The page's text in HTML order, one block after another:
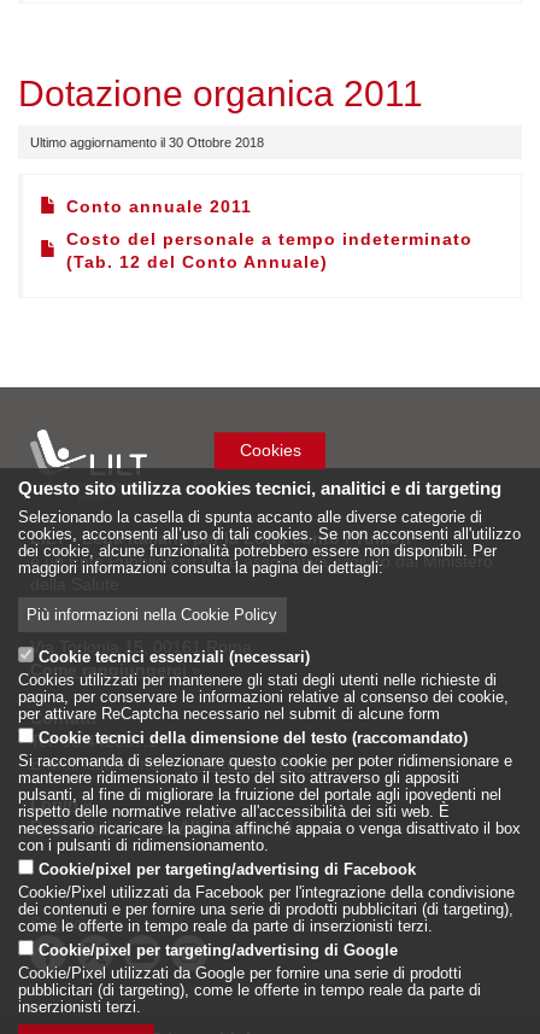
Dotazione organica 2011
Ultimo aggiornamento il 30 Ottobre 2018
Conto annuale 2011
Costo del personale a tempo indeterminato
(Tab. 12 del Conto Annuale)
LILT - Lega Italiana per la Lotta conto i Tumori
è un Ente Pubblico su base associativa, vigilato dal Ministero
Sede Nazionale
Via Torlonia 15, 00161 Roma
Come raggiungerci
Contatti
Tel: 06.442597.1
E-mail istituzionale:sede.centrale@lilt.it
Login »
Registrazione per Albo Fornitori »
Seguici su:
Cookies
Questo sito utilizza cookies tecnici, analitici e di targeting
Selezionando la casella di spunta accanto alle diverse categorie di
cookies, acconsenti all’uso di tali cookies. Se non acconsenti all'utilizzo
dei cookie, alcune funzionalità potrebbero essere non disponibili. Per
maggiori informazioni consulta la pagina dei dettagli:
Più informazioni nella Cookie Policy
Cookie tecnici essenziali (necessari)
Cookies utilizzati per mantenere gli stati degli utenti nelle richieste di
pagina, per conservare le informazioni relative al consenso dei cookie,
per attivare ReCaptcha necessario nel submit di alcune form
Cookie tecnici della dimensione del testo (raccomandato)
Si raccomanda di selezionare questo cookie per poter ridimensionare e
mantenere ridimensionato il testo del sito attraverso gli appositi
pulsanti, al fine di migliorare la fruizione del portale agli ipovedenti nel
rispetto delle normative relative all'accessibilità dei siti web. È
necessario ricaricare la pagina affinché appaia o venga disattivato il box
con i pulsanti di ridimensionamento.
Cookie/pixel per targeting/advertising di Facebook
Cookie/Pixel utilizzati da Facebook per l'integrazione della condivisione
dei contenuti e per fornire una serie di prodotti pubblicitari (di targeting),
come le offerte in tempo reale da parte di inserzionisti terzi.
Cookie/pixel per targeting/advertising di Google
Cookie/Pixel utilizzati da Google per fornire una serie di prodotti
pubblicitari (di targeting), come le offerte in tempo reale da parte di
inserzionisti terzi.